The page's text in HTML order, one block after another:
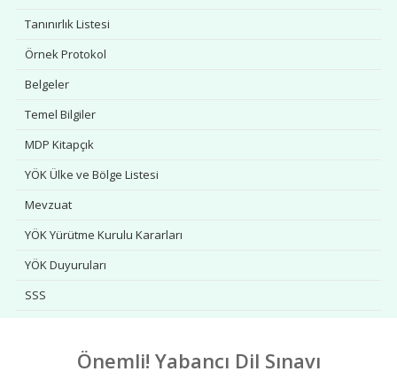
Tanınırlık Listesi
Örnek Protokol
Belgeler
Temel Bilgiler
MDP Kitapçık
YÖK Ülke ve Bölge Listesi
Mevzuat
YÖK Yürütme Kurulu Kararları
YÖK Duyuruları
SSS
Önemli! Yabancı Dil Sınavı